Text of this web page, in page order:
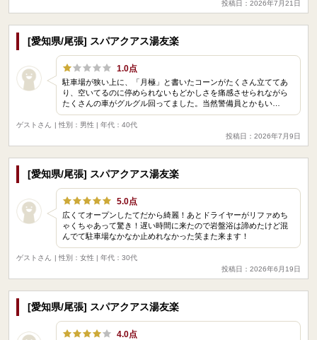
投稿日：2026年7月21日
[愛知県/尾張] スパアクアス湯友楽
1.0点
駐車場が狭い上に、「月極」と書いたコーンがたくさん立ててあ
り、空いてるのに停められないもどかしさを痛感させられながら
たくさんの車がグルグル回ってました。当然警備員とかもい…
ゲストさん
| 性別：男性 | 年代：40代
投稿日：2026年7月9日
[愛知県/尾張] スパアクアス湯友楽
5.0点
広くてオープンしたてだから綺麗！あとドライヤーがリファめち
ゃくちゃあって驚き！遅い時間に来たので岩盤浴は諦めたけど混
んでて駐車場なかなか止めれなかった笑また来ます！
ゲストさん
| 性別：女性 | 年代：30代
投稿日：2026年6月19日
[愛知県/尾張] スパアクアス湯友楽
4.0点